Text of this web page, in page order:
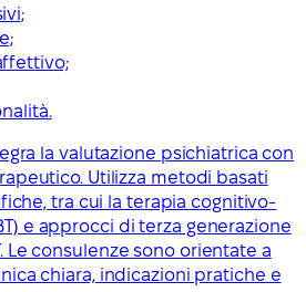
la valutazione psichiatrica con
Utilizza metodi basati
tra cui la terapia cognitivo-
e approcci di terza generazione
Le consulenze sono orientate a
chiara, indicazioni pratiche e